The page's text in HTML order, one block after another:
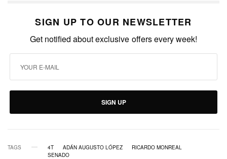
SIGN UP TO OUR NEWSLETTER
Get notified about exclusive offers every week!
SIGN UP
TAGS 4T ADÁN AUGUSTO LÓPEZ
RICARDO MONREAL
SENADO